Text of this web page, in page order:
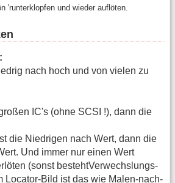
'runterklopfen und wieder auflöten.
nach hoch und von vielen zu
IC's (ohne SCSI !), dann die
die Niedrigen nach Wert, dann die
Und immer nur einen Wert
(sonst bestehtVerwechslungs-
Locator-Bild ist das wie Malen-nach-